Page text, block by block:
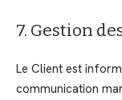
7. Gestion
Le Client est
communication